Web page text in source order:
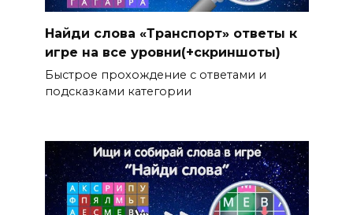
Найди слова «Транспорт» ответы к
игре на все уровни(+скриншоты)
Быстрое прохождение с ответами и
подсказками категории